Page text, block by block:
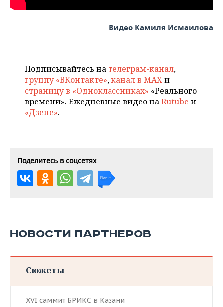
Видео Камиля Исмаилова
Подписывайтесь на телеграм-канал,
группу «ВКонтакте»,канал в MAXи
страницу в «Одноклассниках» «Реального
времени». Ежедневные видео наRutube и
«Дзене».
Поделитесь в соцсетях
НОВОСТИ ПАРТНЕРОВ
Сюжеты
XVI саммит БРИКС в Казани